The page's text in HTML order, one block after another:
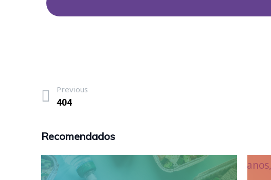
Previous
404
Recomendados